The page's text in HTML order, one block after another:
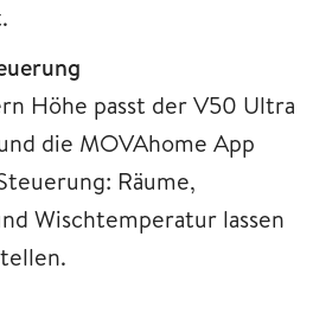
Höhe passt der V50 Ultra
die MOVAhome App
Räume,
Wischtemperatur lassen